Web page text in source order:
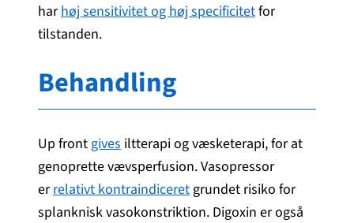
harhøj sensitivitet og høj specificitetfor
tilstanden.
Behandling
Up front gives iltterapi og væsketerapi, for at
genoprette vævsperfusion. Vasopressor
errelativt kontraindiceret grundet risiko for
splanknisk vasokonstriktion. Digoxin er også